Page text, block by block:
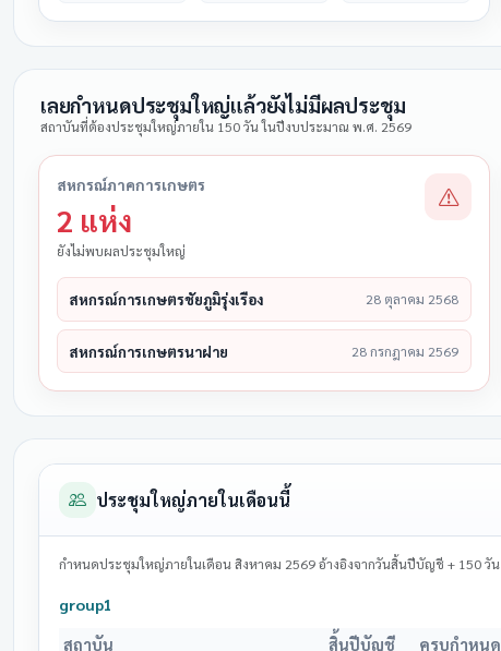
เลยกำหนดประชุมใหญ่แล้วยังไม่มีผลประชุม
สถาบันที่ต้องประชุมใหญ่ภายใน 150 วัน ในปีงบประมาณ พ.ศ. 2569
สหกรณ์ภาคการเกษตร
2 แห่ง
ยังไม่พบผลประชุมใหญ่
สหกรณ์การเกษตรชัยภูมิรุ่งเรือง 28 ตุลาคม 2568
สหกรณ์การเกษตรนาฝาย 28 กรกฎาคม 2569
ประชุมใหญ่ภายในเดือนนี้
กำหนดประชุมใหญ่ภายในเดือน สิงหาคม 2569 อ้างอิงจากวันสิ้นปีบัญชี + 150 วัน
group1
สถาบัน สิ้นปีบัญชี ครบกำหนด